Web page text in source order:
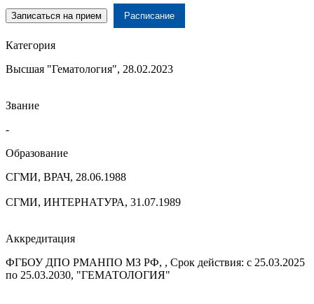
Записаться на прием Расписание
Категория
Высшая "Гематология", 28.02.2023
Звание
-
Образование
СГМИ, ВРАЧ, 28.06.1988
СГМИ, ИНТЕРНАТУРА, 31.07.1989
Аккредитация
ФГБОУ ДПО РМАНПО МЗ РФ, , Срок действия: с 25.03.2025
по 25.03.2030, "ГЕМАТОЛОГИЯ"